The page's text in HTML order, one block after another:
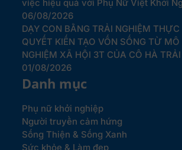
việc hiệu quả với Phụ Nữ Việt Khởi
06/08/2026
DẠY CON BẰNG TRẢI NGHIỆM THỰC
QUYẾT KIẾN TẠO VỐN SỐNG TỪ
NGHIỆM XÃ HỘI 3T CỦA CÔ HÀ
01/08/2026
Danh mục
Phụ nữ khởi nghiệp
Người truyền cảm hứng
Sống Thiện & Sống Xanh
Sức khỏe & Làm đẹp